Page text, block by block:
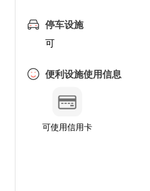
停车设施
可
便利设施使用信息
可使用信用卡